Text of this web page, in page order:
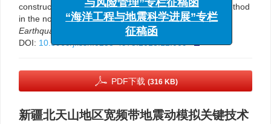
construction of broadband ground motion simulation method
in the northern Tianshan，Xinjiang[J].Progress in
Earthquake Sciences
, 2018, (12): 38-39.
DOI: 10.3969/j.issn.0253-4975.2018.12.009
PDF下载 (316 KB)
新疆北天山地区宽频带地震动模拟关键技术
与风险管理”专栏征稿函
“海洋工程与地震科学进展”专栏
征稿函